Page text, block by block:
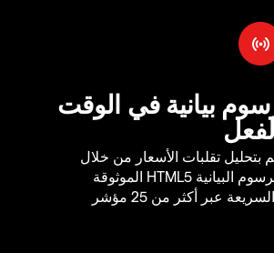
بيانية في الوقت
بتحليل تقلبات الأسعار من خلال
الرسوم البيانية HTML5 الموثوقة
عبر أكثر من 25 مؤشر